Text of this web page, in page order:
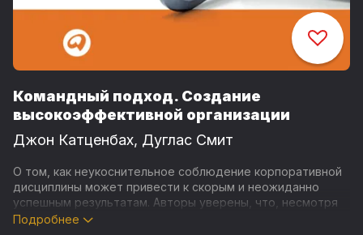
Командный подход. Создание
высокоэффективной организации
Джон Катценбах, Дуглас Смит
О том, как неукоснительное соблюдение корпоративной
дисциплины может привести к скорым и неожиданно
успешным результатам. Авторы уверены, что, несмотря
на отсутствие неопровержимых эмпирических
Подробнее